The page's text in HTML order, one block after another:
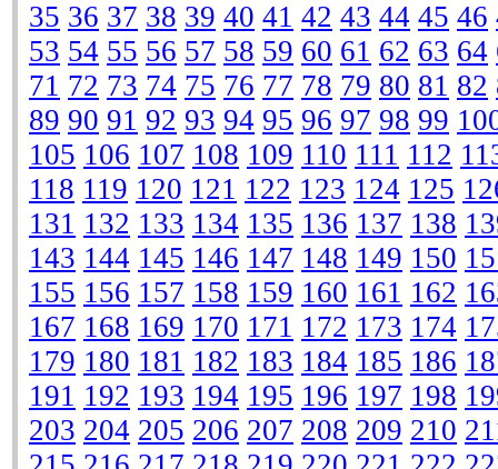
35 36 37 38 39 40 41 42 43 44 45 46
53 54 55 56 57 58 59 60 61 62 63 64
71 72 73 74 75 76 77 78 79 80 81 82
89 90 91 92 93 94 95 96 97 98 99
105 106 107 108 109 110 111 112
118 119 120 121 122 123 124 125
131 132 133 134 135 136 137 138
143 144 145 146 147 148 149 150
155 156 157 158 159 160 161 162
167 168 169 170 171 172 173 174
179 180 181 182 183 184 185 186
191 192 193 194 195 196 197 198
203 204 205 206 207 208 209 210